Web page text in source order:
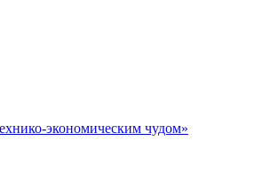
экономическим чудом»